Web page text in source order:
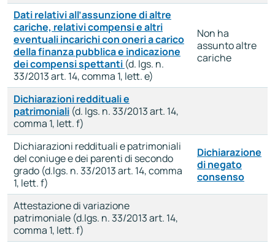
Dati relativi all’assunzione di altre
cariche, relativi compensi e altri
eventuali incarichi con oneri a carico
della finanza pubblica e indicazione
dei compensi spettanti (d. lgs. n.
33/2013 art. 14, comma 1, lett. e)
Non ha
assunto altre
cariche
Dichiarazioni reddituali e
patrimoniali (d. lgs. n. 33/2013 art. 14,
comma 1, lett. f)
Dichiarazioni reddituali e patrimoniali
del coniuge e dei parenti di secondo
grado (d.lgs. n. 33/2013 art. 14, comma
1, lett. f)
Dichiarazione
di negato
consenso
Attestazione di variazione
patrimoniale (d.lgs. n. 33/2013 art. 14,
comma 1, lett. f)